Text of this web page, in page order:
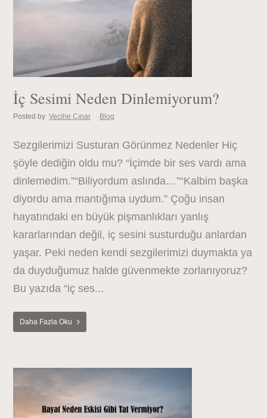
İç Sesimi Neden Dinlemiyorum?
Posted by Vecihe Çınar Blog
Sezgilerimizi Susturan Görünmez Nedenler Hiç
şöyle dediğin oldu mu? “İçimde bir ses vardı ama
dinlemedim.”“Biliyordum aslında…”“Kalbim başka
diyordu ama mantığıma uydum.” Çoğu insan
hayatındaki en büyük pişmanlıkları yanlış
kararlarından değil, iç sesini susturduğu anlardan
yaşar. Peki neden kendi sezgilerimizi duymakta ya
da duyduğumuz halde güvenmekte zorlanıyoruz?
Bu yazıda “iç ses...
Daha Fazla Oku